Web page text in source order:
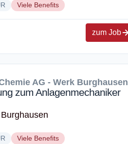
Viele Benefits
zum Job
AG - Werk Burghausen
zum Anlagenmechaniker
Viele Benefits